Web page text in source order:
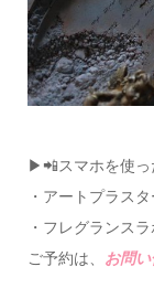
▶📲スマホを使っ
・アートプラス
・フレグランス
ご予約は、 お問